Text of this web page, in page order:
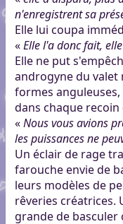
n'enregistrent sa
Elle lui coupa
«Elle l'a donc fait,
Elle ne put
androgyne du valet
formes
dans chaque recoin
«Nous vous avions
les puissances ne
Un éclair de rage
farouche envie de
leurs modèles de
rêveries
grande de basculer